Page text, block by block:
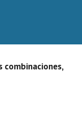
combinaciones,